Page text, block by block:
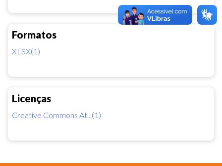
Formatos
XLSX(1)
Licenças
Creative Commons At...(1)